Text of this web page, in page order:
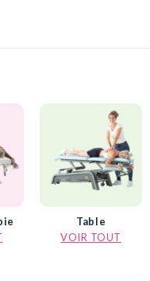
VOIR TOUT